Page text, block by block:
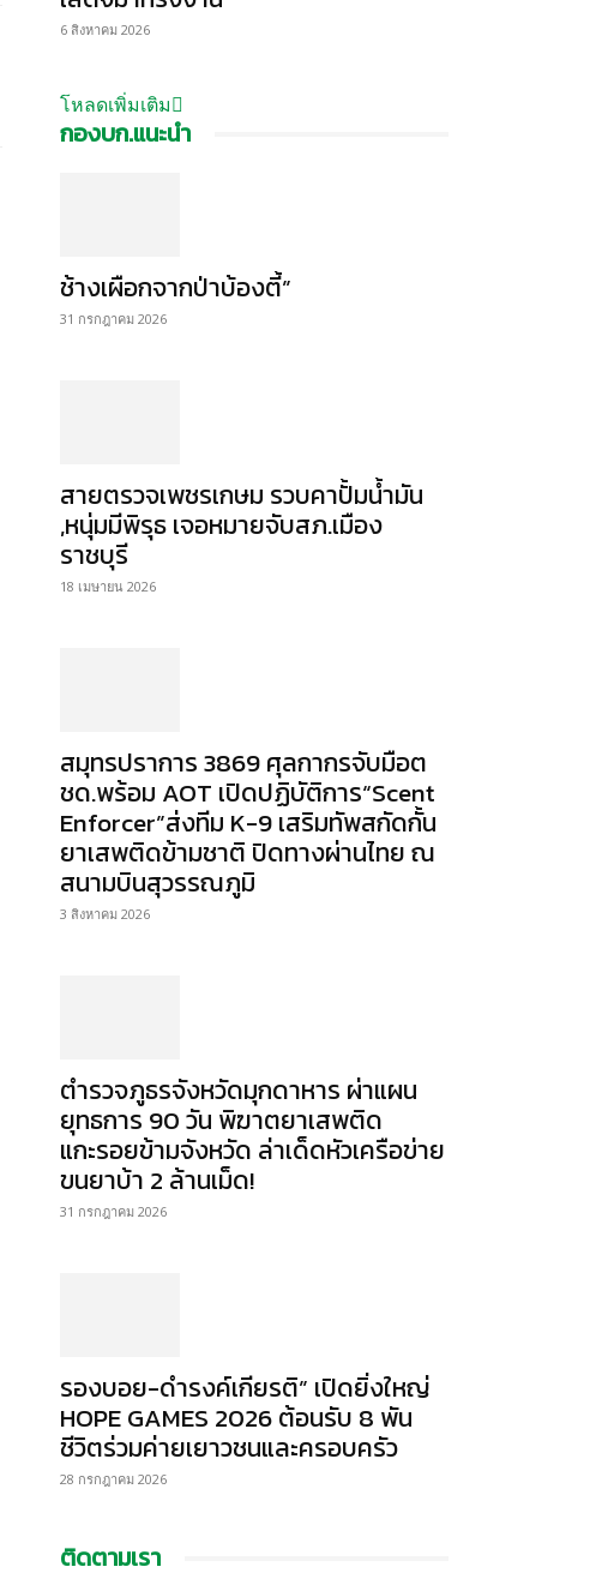
6 สิงหาคม 2026
โหลดเพิ่มเติม
กองบก.แนะนำ
ช้างเผือกจากป่าบ้องตี้”
31 กรกฎาคม 2026
สายตรวจเพชรเกษม รวบคาปั้มน้ำมัน
,หนุ่มมีพิรุธ เจอหมายจับสภ.เมือง
ราชบุรี
18 เมษายน 2026
สมุทรปราการ 3869 ศุลกากรจับมือต
ชด.พร้อม AOT เปิดปฏิบัติการ“Scent
Enforcer”ส่งทีม K-9 เสริมทัพสกัดกั้น
ยาเสพติดข้ามชาติ ปิดทางผ่านไทย ณ
สนามบินสุวรรณภูมิ
3 สิงหาคม 2026
ตำรวจภูธรจังหวัดมุกดาหาร ผ่าแผน
ยุทธการ 90 วัน พิฆาตยาเสพติด
แกะรอยข้ามจังหวัด ล่าเด็ดหัวเครือข่าย
ขนยาบ้า 2 ล้านเม็ด!
31 กรกฎาคม 2026
รองบอย-ดำรงค์เกียรติ” เปิดยิ่งใหญ่
HOPE GAMES 2026 ต้อนรับ 8 พัน
ชีวิตร่วมค่ายเยาวชนและครอบครัว
28 กรกฎาคม 2026
ติดตามเรา